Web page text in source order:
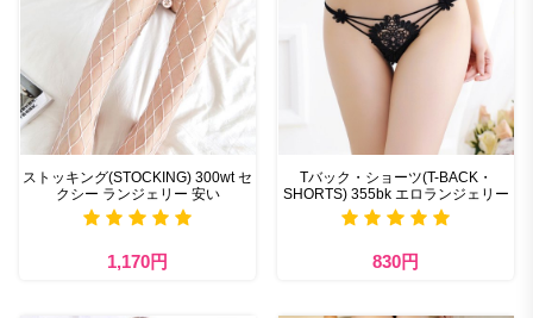
ストッキング(STOCKING) 300wt セ
クシー ランジェリー 安い
1,170円
Tバック・ショーツ(T-BACK・
SHORTS) 355bk エロランジェリー
830円